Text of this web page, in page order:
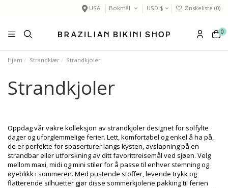
USA Bokmål USD $ Ønskeliste (0)
0
Hjem Strandklær Strandkjoler
Strandkjoler
Oppdag vår vakre kolleksjon av strandkjoler designet for solfylte
dager og uforglemmelige ferier. Lett, komfortabel og enkel å ha på,
de er perfekte for spaserturer langs kysten, avslapning på en
strandbar eller utforskning av ditt favorittreisemål ved sjøen. Velg
mellom maxi, midi og mini stiler for å passe til enhver stemning og
øyeblikk i sommeren. Med pustende stoffer, levende trykk og
flatterende silhuetter gjør disse sommerkjolene pakking til ferien